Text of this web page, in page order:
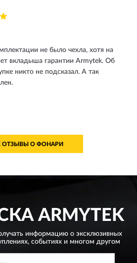
не было чехла, хотя на
вкладыша гарантии Armytek. Об
никто не подсказал. А так
ОТЗЫВЫ О ФОНАРИ
ARMYTEK
информацию о эксклюзивных
событиях и многом другом